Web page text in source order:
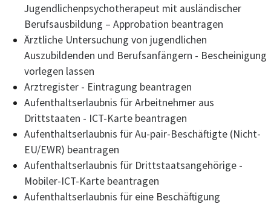
Jugendlichenpsychotherapeut mit ausländischer
Berufsausbildung – Approbation beantragen
Ärztliche Untersuchung von jugendlichen
Auszubildenden und Berufsanfängern - Bescheinigung
vorlegen lassen
Arztregister - Eintragung beantragen
Aufenthaltserlaubnis für Arbeitnehmer aus
Drittstaaten - ICT-Karte beantragen
Aufenthaltserlaubnis für Au-pair-Beschäftigte (Nicht-
EU/EWR) beantragen
Aufenthaltserlaubnis für Drittstaatsangehörige -
Mobiler-ICT-Karte beantragen
Aufenthaltserlaubnis für eine Beschäftigung